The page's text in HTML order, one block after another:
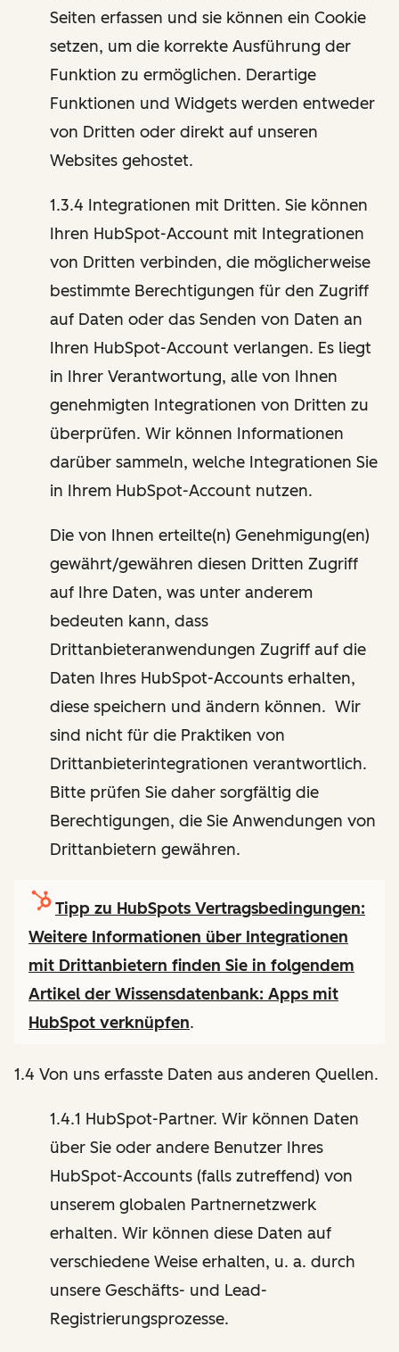
Seiten erfassen und sie können ein Cookie
setzen, um die korrekte Ausführung der
Funktion zu ermöglichen. Derartige
Funktionen und Widgets werden entweder
von Dritten oder direkt auf unseren
Websites gehostet.
1.3.4 Integrationen mit Dritten. Sie können
Ihren HubSpot-Account mit Integrationen
von Dritten verbinden, die möglicherweise
bestimmte Berechtigungen für den Zugriff
auf Daten oder das Senden von Daten an
Ihren HubSpot-Account verlangen. Es liegt
in Ihrer Verantwortung, alle von Ihnen
genehmigten Integrationen von Dritten zu
überprüfen. Wir können Informationen
darüber sammeln, welche Integrationen Sie
in Ihrem HubSpot-Account nutzen.
Die von Ihnen erteilte(n) Genehmigung(en)
gewährt/gewähren diesen Dritten Zugriff
auf Ihre Daten, was unter anderem
bedeuten kann, dass
Drittanbieteranwendungen Zugriff auf die
Daten Ihres HubSpot-Accounts erhalten,
diese speichern und ändern können. Wir
sind nicht für die Praktiken von
Drittanbieterintegrationen verantwortlich.
Bitte prüfen Sie daher sorgfältig die
Berechtigungen, die Sie Anwendungen von
Drittanbietern gewähren.
Tipp zu HubSpots Vertragsbedingungen:
Weitere Informationen über Integrationen
mit Drittanbietern finden Sie in folgendem
Artikel der Wissensdatenbank: Apps mit
HubSpot verknüpfen.
1.4 Von uns erfasste Daten aus anderen Quellen.
1.4.1 HubSpot-Partner. Wir können Daten
über Sie oder andere Benutzer Ihres
HubSpot-Accounts (falls zutreffend) von
unserem globalen Partnernetzwerk
erhalten. Wir können diese Daten auf
verschiedene Weise erhalten, u. a. durch
unsere Geschäfts- und Lead-
Registrierungsprozesse.